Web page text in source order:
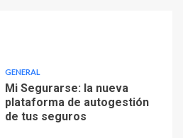
GENERAL
Mi Segurarse: la nueva
plataforma de autogestión
de tus seguros